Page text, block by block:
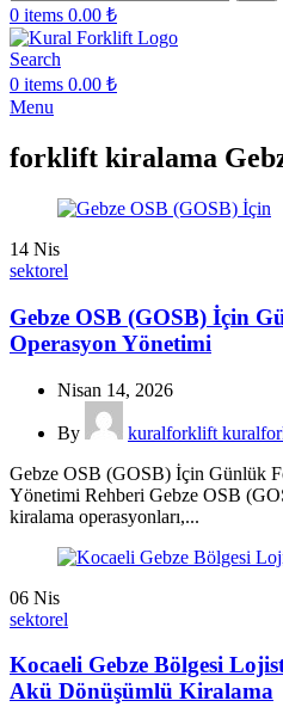
0 items 0.00 ₺
Search
0 items 0.00 ₺
Menu
forklift kiralama
14 Nis
sektorel
Gebze OSB (GOSB) İçin
Operasyon Yönetimi
Nisan 14, 2026
By
kuralforklift
Gebze OSB (GOSB) İçin Günlük
Yönetimi Rehberi Gebze OSB
kiralama operasyonları,...
06 Nis
sektorel
Kocaeli Gebze Bölgesi
Akü Dönüşümlü Kiralama